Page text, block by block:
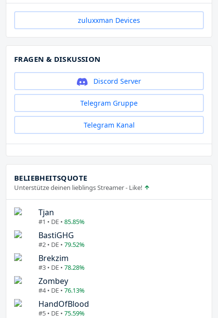
zuluxxman Devices
FRAGEN & DISKUSSION
Discord Server
Telegram Gruppe
Telegram Kanal
BELIEBHEITSQUOTE
Unterstütze deinen lieblings Streamer - Like!
Tjan
#1 • DE • 85.85%
BastiGHG
#2 • DE • 79.52%
Brekzim
#3 • DE • 78.28%
Zombey
#4 • DE • 76.13%
HandOfBlood
#5 • DE • 75.59%